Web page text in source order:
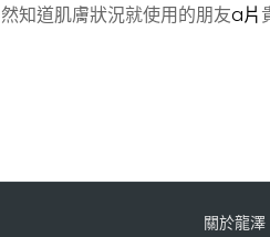
知道肌膚狀況就使用的朋友a片
關於龍澤